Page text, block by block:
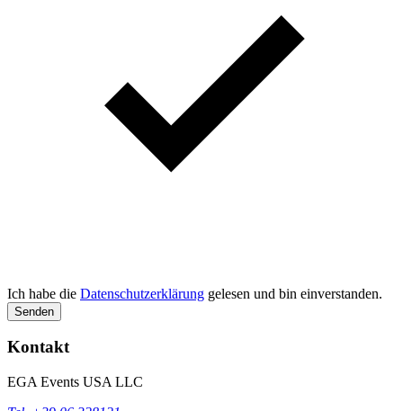
Ich habe die Datenschutzerklärung gelesen und bin einverstanden.
Senden
Kontakt
EGA Events USA LLC